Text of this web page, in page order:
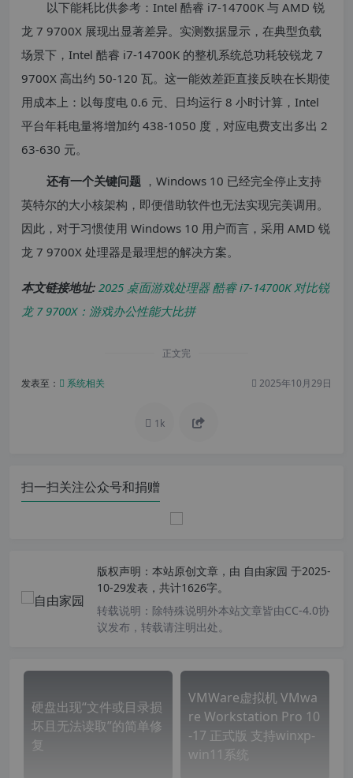
以下能耗比供参考：Intel 酷睿 i7-14700K 与 AMD 锐
龙 7 9700X 展现出显著差异。实测数据显示，在典型负载
场景下，Intel 酷睿 i7-14700K 的整机系统总功耗较锐龙 7
9700X 高出约 50-120 瓦。这一能效差距直接反映在长期使
用成本上：以每度电 0.6 元、日均运行 8 小时计算，Intel
平台年耗电量将增加约 438-1050 度，对应电费支出多出 2
63-630 元。
还有一个关键问题 ，Windows 10 已经完全停止支持
英特尔的大小核架构，即便借助软件也无法实现完美调用。
因此，对于习惯使用 Windows 10 用户而言，采用 AMD 锐
龙 7 9700X 处理器是最理想的解决方案。
本文链接地址: 2025 桌面游戏处理器‌ 酷睿 i7-14700K 对比锐
龙 7 9700X：游戏办公性能大比拼
正文完
发表至： 系统相关 2025年10月29日
1k
扫一扫关注公众号和捐赠
版权声明： 本站原创文章，由 自由家园 于2025-
10-29发表，共计1626字。
转载说明： 除特殊说明外本站文章皆由CC-4.0协
议发布，转载请注明出处。
硬盘出现“文件或目录损
坏且无法读取”的简单修
复
VMWare虚拟机 VMwa
re Workstation Pro 10
-17 正式版 支持winxp-
win11系统